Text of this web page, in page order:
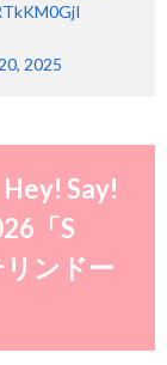
2025
Say!
「S
ンドー